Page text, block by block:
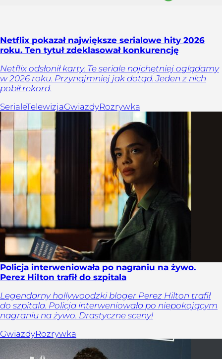
Netflix pokazał największe serialowe hity 2026
roku. Ten tytuł zdeklasował konkurencję
Netflix odsłonił karty. Te seriale najchętniej oglądamy
w 2026 roku. Przynajmniej jak dotąd. Jeden z nich
pobił rekord.
SerialeTelewizjaGwiazdyRozrywka
Policja interweniowała po nagraniu na żywo.
Perez Hilton trafił do szpitala
Legendarny hollywoodzki bloger Perez Hilton trafił
do szpitala. Policja interweniowała po niepokojącym
nagraniu na żywo. Drastyczne sceny!
GwiazdyRozrywka